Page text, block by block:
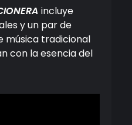
incluye
y un par de
música tradicional
con la esencia del